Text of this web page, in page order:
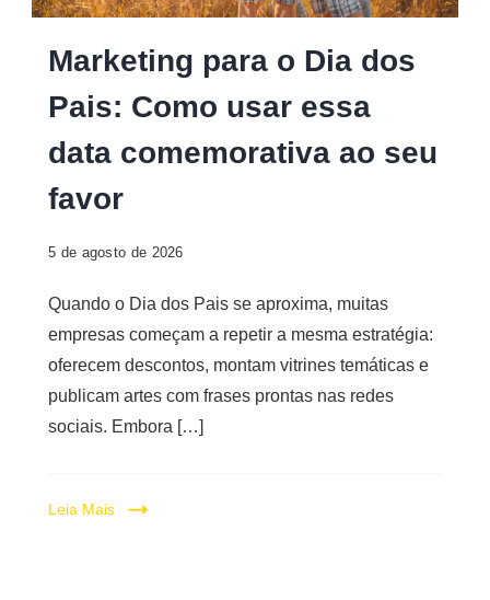
Digital
Marketing para o Dia dos
Pais: Como usar essa
data comemorativa ao seu
favor
5 de agosto de 2026
Quando o Dia dos Pais se aproxima, muitas
empresas começam a repetir a mesma estratégia:
oferecem descontos, montam vitrines temáticas e
publicam artes com frases prontas nas redes
sociais. Embora […]
Leia Mais